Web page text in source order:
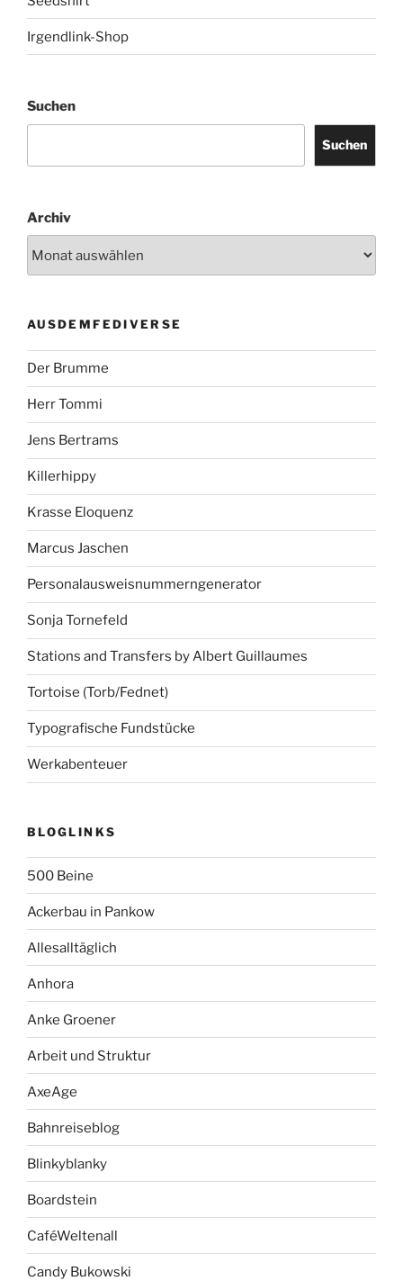
Irgendlink-Shop
Suchen
Suchen
Archiv
AUSDEMFEDIVERSE
Der Brumme
Herr Tommi
Jens Bertrams
Killerhippy
Krasse Eloquenz
Marcus Jaschen
Personalausweisnummerngenerator
Sonja Tornefeld
Stations and Transfers by Albert Guillaumes
Tortoise (Torb/Fednet)
Typografische Fundstücke
Werkabenteuer
BLOGLINKS
500 Beine
Ackerbau in Pankow
Allesalltäglich
Anhora
Anke Groener
Arbeit und Struktur
AxeAge
Bahnreiseblog
Blinkyblanky
Boardstein
CaféWeltenall
Candy Bukowski